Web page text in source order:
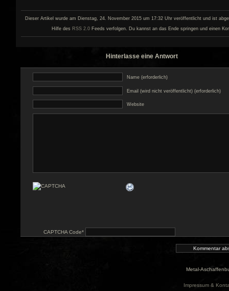
Dieser Artikel wurde am Dienstag, 24. November 2015 um 17:32 Uhr veröffentlicht und ist
Hilfe des RSS 2.0 Feeds verfolgen. Du kannst an das Ende springen und einen
Hinterlasse eine Antwort
Name (erforderlich)
Email (wird nicht veröffentlicht) (erforderlich)
Website
CAPTCHA Code*
Metal-
Impressum &